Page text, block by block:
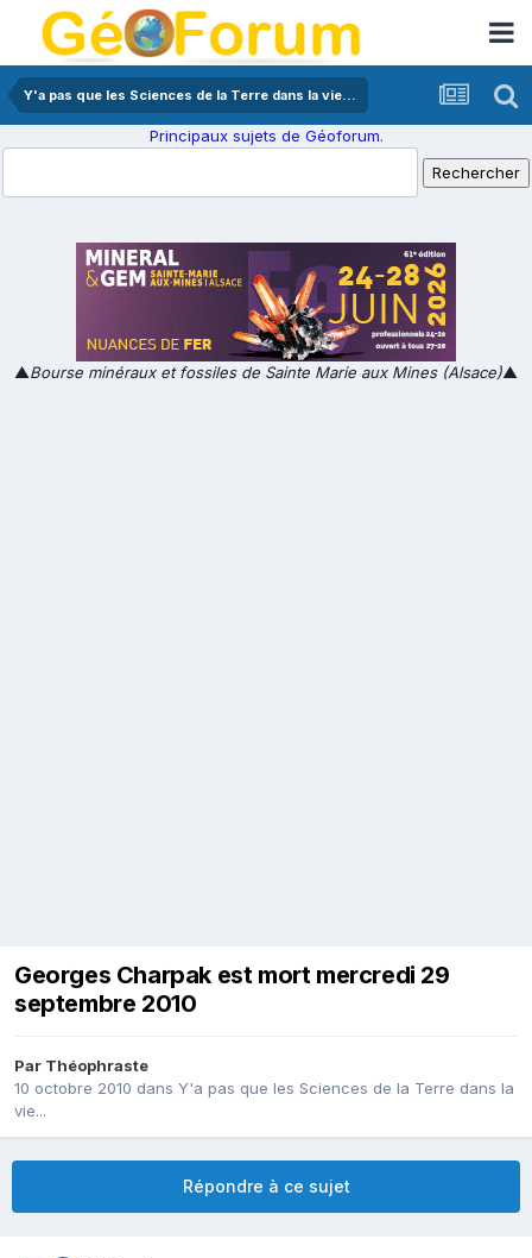
Y'a pas que les Sciences de la Terre dans la vie...
Principaux sujets de Géoforum.
▲Bourse minéraux et fossiles de Sainte Marie aux Mines (Alsace)▲
Georges Charpak est mort mercredi 29
septembre 2010
Par Théophraste
10 octobre 2010 dans Y'a pas que les Sciences de la Terre dans la
vie...
Répondre à ce sujet